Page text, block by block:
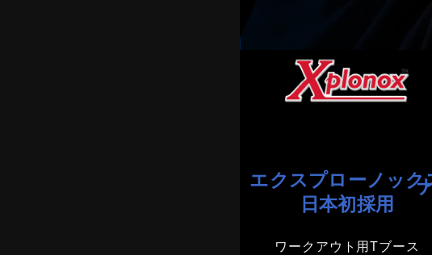
エクスプローノック
日本初採用
ワークアウト用Tブース